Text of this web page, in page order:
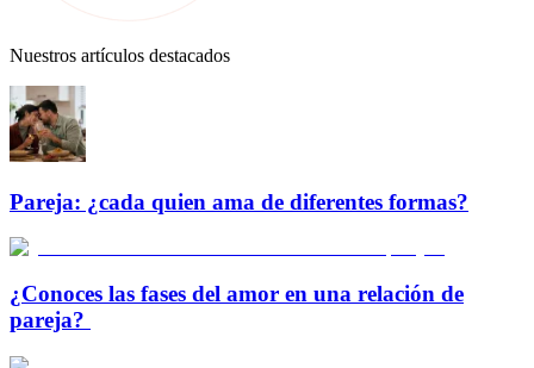
Nuestros artículos destacados
Pareja: ¿cada quien ama de diferentes formas?
¿Conoces las fases del amor en una relación de
pareja?